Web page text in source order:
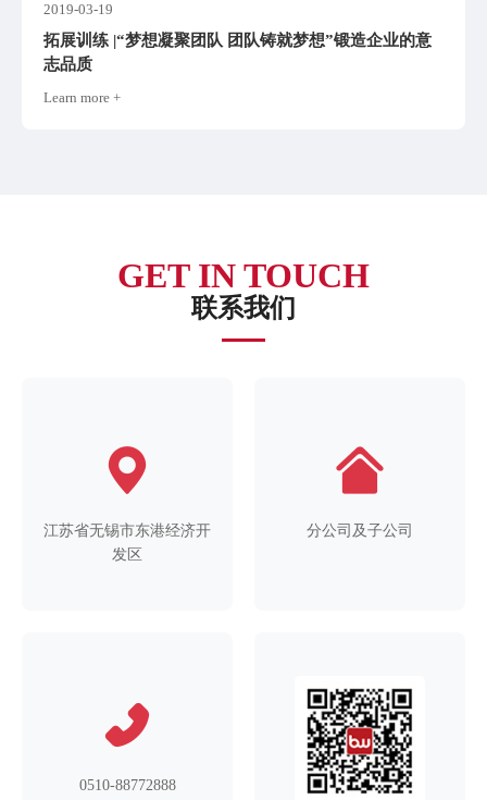
2019-03-19
拓展训练 |“梦想凝聚团队 团队铸就梦想”锻造企业的意
志品质
Learn more +
GET IN TOUCH
联系我们
江苏省无锡市东港经济开
发区
分公司及子公司
0510-88772888